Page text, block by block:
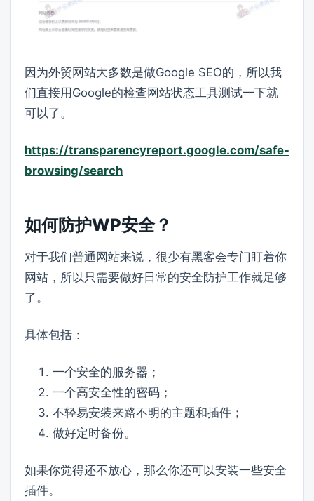
因为外贸网站大多数是做Google SEO的，所以我
们直接用Google的检查网站状态工具测试一下就
可以了。
https://transparencyreport.google.com/safe-
browsing/search
如何防护WP安全？
对于我们普通网站来说，很少有黑客会专门盯着你
网站，所以只需要做好日常的安全防护工作就足够
了。
具体包括：
一个安全的服务器；
一个高安全性的密码；
不轻易安装来路不明的主题和插件；
做好定时备份。
如果你觉得还不放心，那么你还可以安装一些安全
插件。